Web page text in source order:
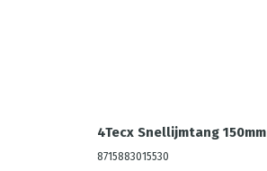
4Tecx Snellijmtang 150mm
8715883015530